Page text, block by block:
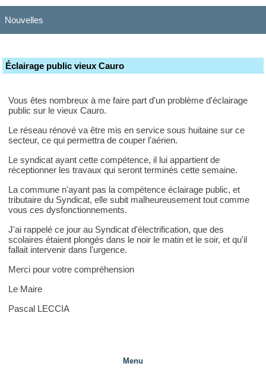
Nouvelles
Éclairage public vieux Cauro
Vous êtes nombreux à me faire part d'un problème d'éclairage
public sur le vieux Cauro.
Le réseau rénové va être mis en service sous huitaine sur ce
secteur, ce qui permettra de couper l'aérien.
Le syndicat ayant cette compétence, il lui appartient de
réceptionner les travaux qui seront terminés cette semaine.
La commune n'ayant pas la compétence éclairage public, et
tributaire du Syndicat, elle subit malheureusement tout comme
vous ces dysfonctionnements.
J'ai rappelé ce jour au Syndicat d'électrification, que des
scolaires étaient plongés dans le noir le matin et le soir, et qu'il
fallait intervenir dans l'urgence.
Merci pour votre compréhension
Le Maire
Pascal LECCIA
Menu